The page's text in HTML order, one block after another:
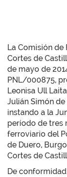
La Comisión
Cortes de
de mayo de
PNL/000875,
Leonisa Ull
Julián Simón de
instando a la
período de tres
ferroviario del
de Duero,
Cortes de
De